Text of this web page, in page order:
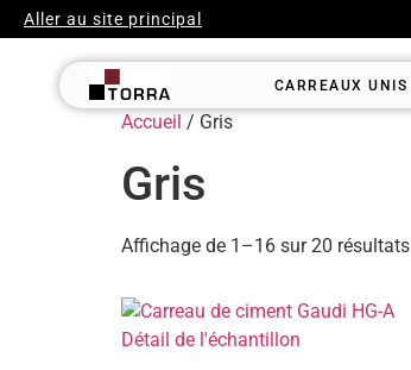
Aller au site principal
CARREAUX UNIS
Accueil / Gris
Gris
Affichage de 1–16 sur 20 résultats